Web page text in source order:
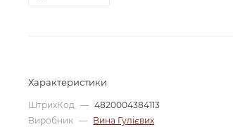
Характеристики
ШтрихКод — 4820004384113
Виробник — Вина Гулієвих